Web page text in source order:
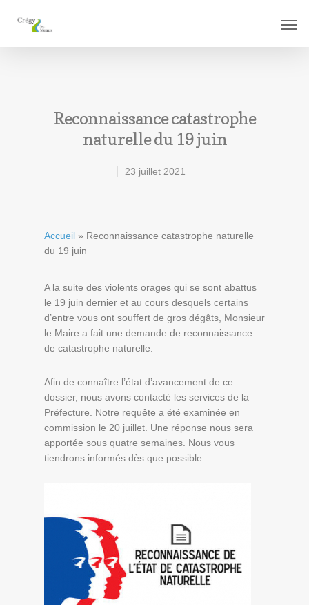
Reconnaissance catastrophe
naturelle du 19 juin
23 juillet 2021
Accueil » Reconnaissance catastrophe naturelle
du 19 juin
A la suite des violents orages qui se sont abattus
le 19 juin dernier et au cours desquels certains
d’entre vous ont souffert de gros dégâts, Monsieur
le Maire a fait une demande de reconnaissance
de catastrophe naturelle.
Afin de connaître l’état d’avancement de ce
dossier, nous avons contacté les services de la
Préfecture. Notre requête a été examinée en
commission le 20 juillet. Une réponse nous sera
apportée sous quatre semaines. Nous vous
tiendrons informés dès que possible.